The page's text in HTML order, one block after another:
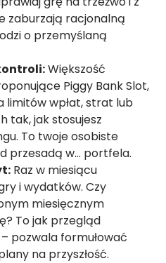
zaburzają racjonalną
o przemyślaną
Większość
Piggy Bank Slot,
limitów wpłat, strat lub
tak, jak stosujesz
To twoje osobiste
przesadą w… portfela.
Raz w miesiącu
i wydatków. Czy
miesięcznym
To jak przegląd
pozwala formułować
na przyszłość.